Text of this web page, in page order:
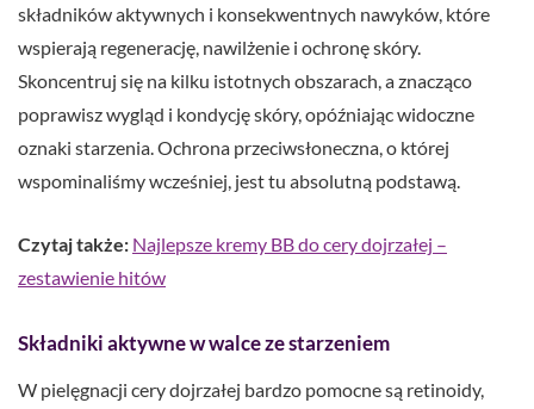
składników aktywnych i konsekwentnych nawyków, które
wspierają regenerację, nawilżenie i ochronę skóry.
Skoncentruj się na kilku istotnych obszarach, a znacząco
poprawisz wygląd i kondycję skóry, opóźniając widoczne
oznaki starzenia. Ochrona przeciwsłoneczna, o której
wspominaliśmy wcześniej, jest tu absolutną podstawą.
Czytaj także: Najlepsze kremy BB do cery dojrzałej –
zestawienie hitów
Składniki aktywne w walce ze starzeniem
W pielęgnacji cery dojrzałej bardzo pomocne są retinoidy,